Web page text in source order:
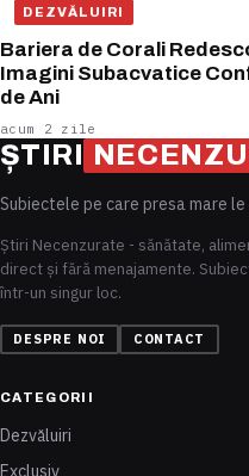
DEZVĂLUIRI
Bariera de Corali
Imagini Subacvatice
de Ani
acum 2 zile
ȘTIRI
Subiectele pe care presa mare
Știri Necenzurate - sănătate,
direct și fără menajamente.
într-un singur loc.
DESPRE NOI CONTACT
CATEGORII
Dezvăluiri
Exclusiv